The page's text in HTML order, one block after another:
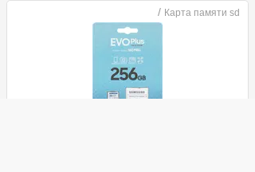
/ Карта памяти sd